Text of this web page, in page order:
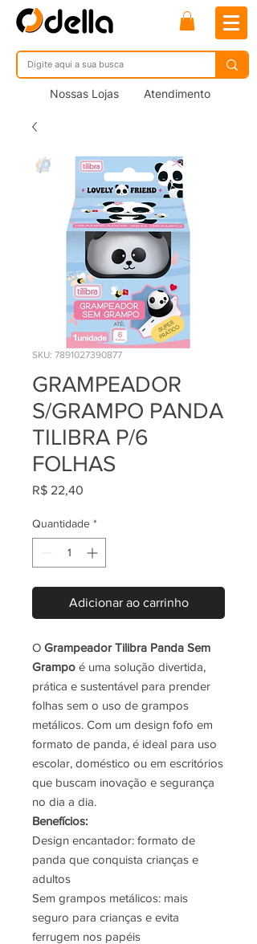
Nossas Lojas Atendimento
SKU: 7891027390877
GRAMPEADOR
S/GRAMPO PANDA
TILIBRA P/6
FOLHAS
R$ 22,40
Quantidade *
Adicionar ao carrinho
O Grampeador Tilibra Panda Sem
Grampo é uma solução divertida,
prática e sustentável para prender
folhas sem o uso de grampos
metálicos. Com um design fofo em
formato de panda, é ideal para uso
escolar, doméstico ou em escritórios
que buscam inovação e segurança
no dia a dia.
Benefícios:
Design encantador: formato de
panda que conquista crianças e
adultos
Sem grampos metálicos: mais
seguro para crianças e evita
ferrugem nos papéis